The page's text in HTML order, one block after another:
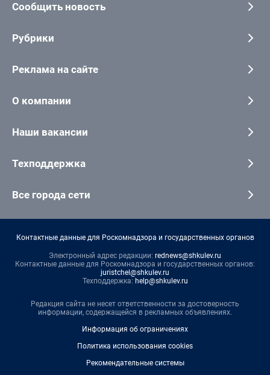
Сообщить новость
Рубрики
Реклама на сайте
О компании
Наши вакансии
Техподдержка
Все города сети
Контактные данные для Роскомнадзора и государственных органов
Электронный адрес редакции: rednews@shkulev.ru
Контактные данные для Роскомнадзора и государственных органов:
juristchel@shkulev.ru
Техподдержка: help@shkulev.ru
Редакция сайта не несет ответственности за достоверность
информации, содержащейся в рекламных объявлениях.
Информация об ограничениях
Политика использования cookies
Рекомендательные системы